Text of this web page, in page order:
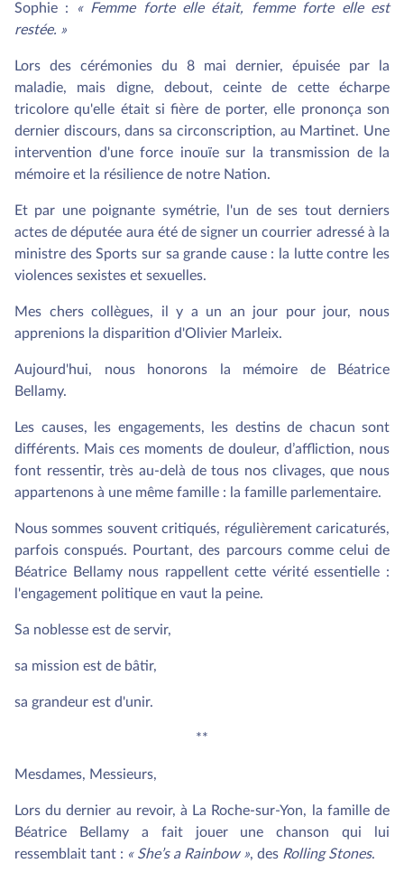
Sophie :
« Femme forte elle était, femme forte elle est
restée. »
Lors des cérémonies du 8 mai dernier, épuisée par la
maladie, mais digne, debout, ceinte de cette écharpe
tricolore qu'elle était si fière de porter, elle prononça son
dernier discours, dans sa circonscription, au Martinet. Une
intervention d'une force inouïe sur la transmission de la
mémoire et la résilience de notre Nation.
Et par une poignante symétrie, l'un de ses tout derniers
actes de députée aura été de signer un courrier adressé à la
ministre des Sports sur sa grande cause : la lutte contre les
violences sexistes et sexuelles.
Mes chers collègues, il y a un an jour pour jour, nous
apprenions la disparition d'Olivier Marleix.
Aujourd'hui, nous honorons la mémoire de Béatrice
Bellamy.
Les causes, les engagements, les destins de chacun sont
différents. Mais ces moments de douleur, d’affliction, nous
font ressentir, très au-delà de tous nos clivages, que nous
appartenons à une même famille : la famille parlementaire.
Nous sommes souvent critiqués, régulièrement caricaturés,
parfois conspués. Pourtant, des parcours comme celui de
Béatrice Bellamy nous rappellent cette vérité essentielle :
l'engagement politique en vaut la peine.
Sa noblesse est de servir,
sa mission est de bâtir,
sa grandeur est d'unir.
**
Mesdames, Messieurs,
Lors du dernier au revoir, à La Roche-sur-Yon, la famille de
Béatrice Bellamy a fait jouer une chanson qui lui
ressemblait tant : « She’s a Rainbow », des Rolling Stones.